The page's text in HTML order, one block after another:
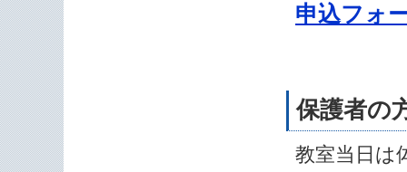
申込フォ
保護者の
教室当日は